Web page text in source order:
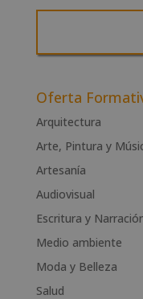
dirigiéndose a la dirección
Desea recibir información
l
e
r
n
i
v
e
Oferta
Arquitectura
Arte, Pintura y
Artesanía
Audiovisual
Escritura y
Medio ambiente
Moda y Belleza
Salud